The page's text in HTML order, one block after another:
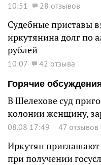
10:51 28 отзывов
Судебные приставы
иркутянина долг по
рублей
10:07
42 отзыва
Горячие
В Шелехове суд
колонии женщину,
08.08 17:49 47 отзывов
Иркутян
при получении